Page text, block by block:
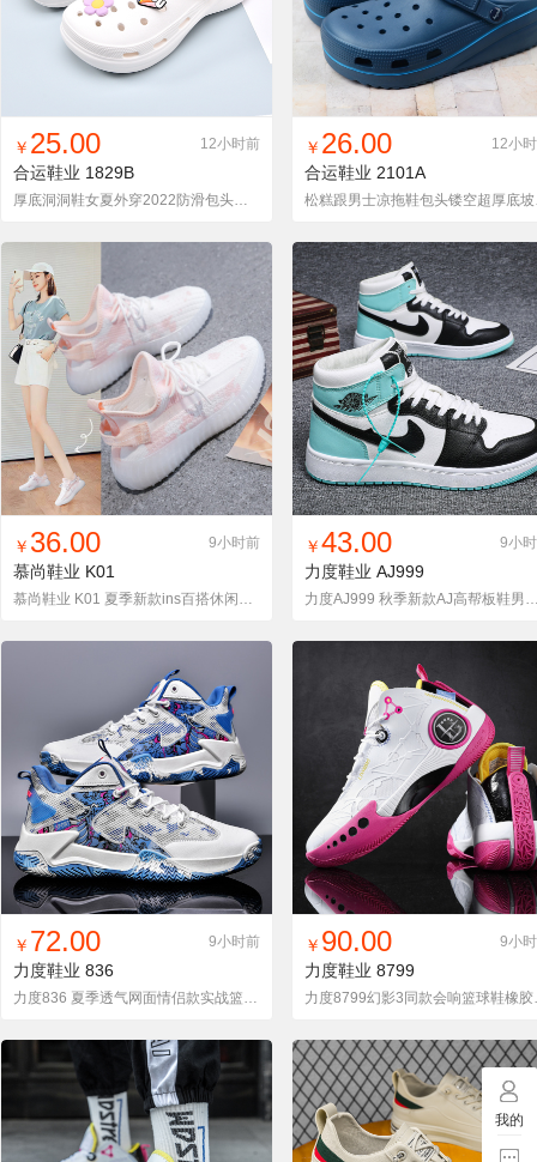
找同款 加入铺货单 收藏
￥ 25.00 12小时前
合运鞋业 1829B
厚底洞洞鞋女夏外穿2022防滑包头医护松糕底可爱护士网红沙滩
找同款 加入铺货单 收藏
￥ 26.00 12小
合运鞋业 2101A
松糕
找同款 加入铺货单 收藏
￥ 36.00 9小时前
慕尚鞋业 K01
慕尚鞋业 K01 夏季新款ins百搭休闲运动飞织椰子女鞋透气
找同款 加入铺货单 收藏
￥43.00 9小
力度鞋业 AJ999
力度AJ999 秋季新款AJ高帮板鞋男鞋
找同款 加入铺货单 收藏
￥ 72.00 9小时前
力度鞋业 836
力度836 夏季透气网面情侣款实战篮球鞋 36-45码
找同款 加入铺货单 收藏
￥ 90.00 9小
力度鞋业 8799
力度
我的